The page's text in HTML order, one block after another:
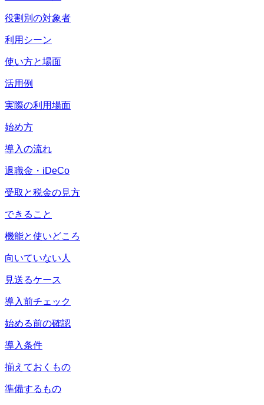
役割別の対象者
利用シーン
使い方と場面
活用例
実際の利用場面
始め方
導入の流れ
退職金・iDeCo
受取と税金の見方
できること
機能と使いどころ
向いていない人
見送るケース
導入前チェック
始める前の確認
導入条件
揃えておくもの
準備するもの